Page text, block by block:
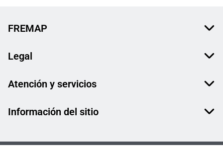
FREMAP
Legal
Atención y servicios
Información del sitio